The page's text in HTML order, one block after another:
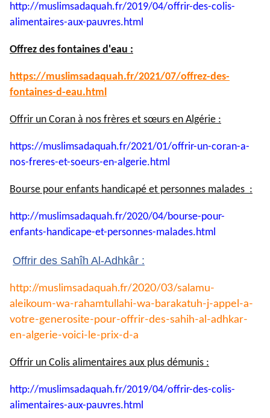
http://muslimsadaquah.fr/2019/04/offrir-des-colis-
alimentaires-aux-pauvres.html
Offrez des fontaines d'eau :
https://muslimsadaquah.fr/2021/07/offrez-des-
fontaines-d-eau.html
Offrir un Coran à nos frères et sœurs en Algérie :
https://muslimsadaquah.fr/2021/01/offrir-un-coran-a-
nos-freres-et-soeurs-en-algerie.html
Bourse pour enfants handicapé et personnes malades :
http://muslimsadaquah.fr/2020/04/bourse-pour-
enfants-handicape-et-personnes-malades.html
Offrir des Sahîh Al-Adhkâr :
http://muslimsadaquah.fr/2020/03/salamu-
aleikoum-wa-rahamtullahi-wa-barakatuh-j-appel-a-
votre-generosite-pour-offrir-des-sahih-al-adhkar-
en-algerie-voici-le-prix-d-a
Offrir un Colis alimentaires aux plus démunis :
http://muslimsadaquah.fr/2019/04/offrir-des-colis-
alimentaires-aux-pauvres.html